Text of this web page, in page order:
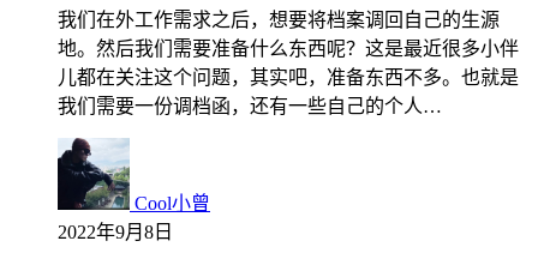
我们在外工作需求之后，想要将档案调回自己的生源
地。然后我们需要准备什么东西呢？这是最近很多小伴
儿都在关注这个问题，其实吧，准备东西不多。也就是
我们需要一份调档函，还有一些自己的个人…
Cool小曾
2022年9月8日